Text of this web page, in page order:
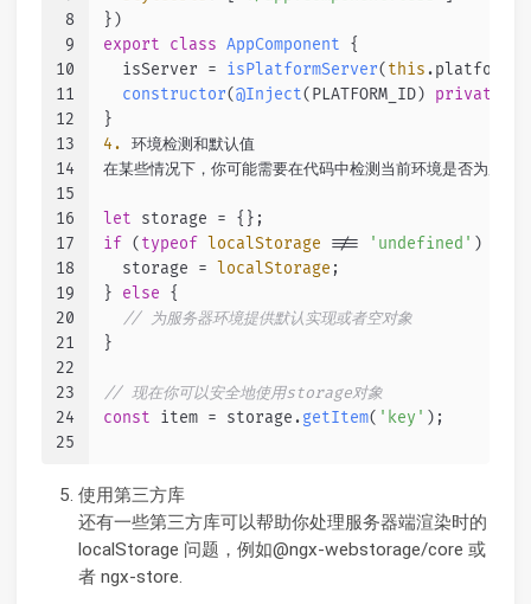
8
9
10
11
12
13
14
15
16
17
18
19
20
21
22
23
24
25
})
export
class AppComponent {
  isServer =
isPlatformServer( this.platformId
constructor(@Inject(PLATFORM_ID) private
}
4. 环境检测和默认值
在某些情况下，你可能需要在代码中检测当前环境是否为服
let storage = {};
if ( typeof localStorage !== 'undefined' ) {
  storage =
localStorage ;
} else {
// 为服务器环境提供默认实现或者空对象
}
// 现在你可以安全地使用storage对象
const item = storage.getItem( 'key' );
使用第三方库
还有一些第三方库可以帮助你处理服务器端渲染时的
localStorage 问题，例如@ngx-webstorage/core 或
者 ngx-store.